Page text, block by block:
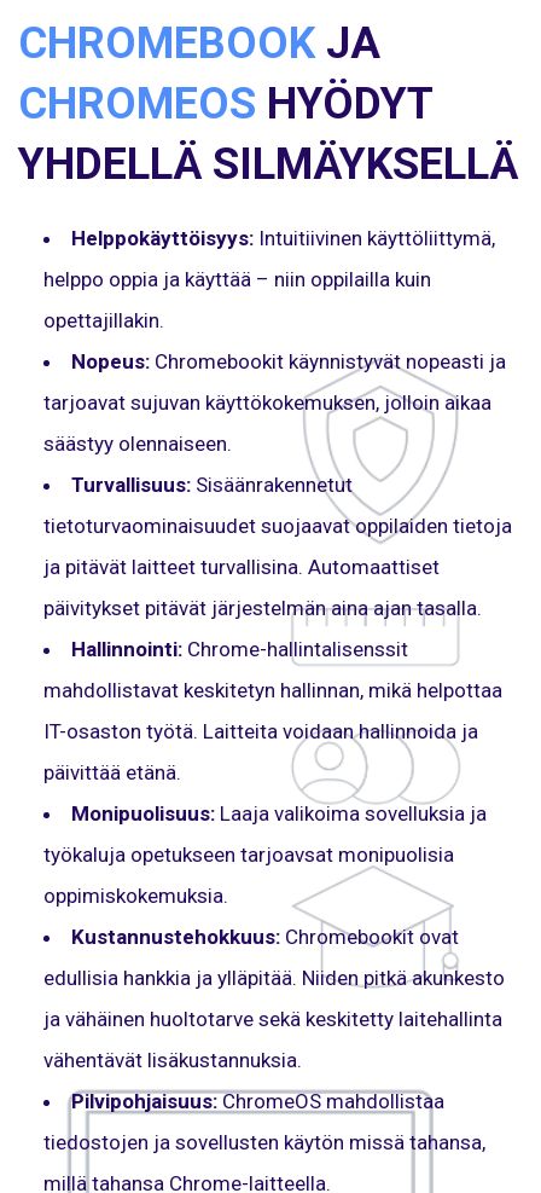
CHROMEBOOK JA
CHROMEOS HYÖDYT
YHDELLÄ SILMÄYKSELLÄ
Helppokäyttöisyys: Intuitiivinen käyttöliittymä,
helppo oppia ja käyttää – niin oppilailla kuin
opettajillakin.
Nopeus: Chromebookit käynnistyvät nopeasti ja
tarjoavat sujuvan käyttökokemuksen, jolloin aikaa
säästyy olennaiseen.
Turvallisuus: Sisäänrakennetut
tietoturvaominaisuudet suojaavat oppilaiden tietoja
ja pitävät laitteet turvallisina. Automaattiset
päivitykset pitävät järjestelmän aina ajan tasalla.
Hallinnointi: Chrome-hallintalisenssit
mahdollistavat keskitetyn hallinnan, mikä helpottaa
IT-osaston työtä. Laitteita voidaan hallinnoida ja
päivittää etänä.
Monipuolisuus: Laaja valikoima sovelluksia ja
työkaluja opetukseen tarjoavsat monipuolisia
oppimiskokemuksia.
Kustannustehokkuus: Chromebookit ovat
edullisia hankkia ja ylläpitää. Niiden pitkä akunkesto
ja vähäinen huoltotarve sekä keskitetty laitehallinta
vähentävät lisäkustannuksia.
Pilvipohjaisuus:ChromeOS mahdollistaa
tiedostojen ja sovellusten käytön missä tahansa,
millä tahansa Chrome-laitteella.